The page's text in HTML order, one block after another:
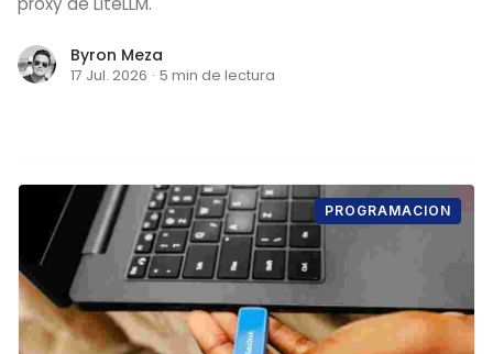
Byron Meza
17 Jul. 2026 · 5 min de lectura
PROGRAMACION